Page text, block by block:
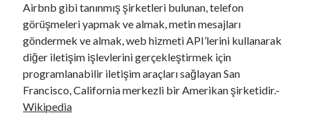
YouTube Kanalımdan Önerilen Video
Video
Airbnb gibi tanınmış şirketleri bulunan, telefon
görüşmeleri yapmak ve almak, metin mesajları
göndermek ve almak, web hizmeti API’lerini kullanarak
diğer iletişim işlevlerini gerçekleştirmek için
programlanabilir iletişim araçları sağlayan San
Francisco, California merkezli bir Amerikan şirketidir.-
Wikipedia